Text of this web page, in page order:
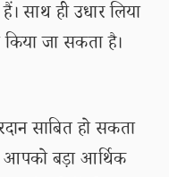
साथ ही उधार लिया
जा सकता है।
साबित हो सकता
आपको बड़ा आर्थिक